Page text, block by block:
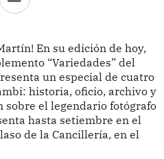
En su edición de hoy,
“Variedades” del
un especial de cuatro
historia, oficio, archivo y
sobre el legendario fotógrafo
hasta setiembre en el
de la Cancillería, en el